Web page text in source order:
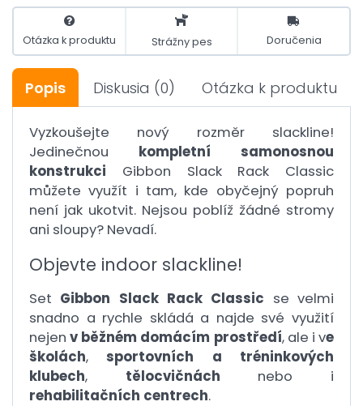
Otázka k produktu Strážny pes Doručenia
Popis Diskusia (0) Otázka k produktu
Vyzkoušejte nový rozměr slackline!
Jedinečnou kompletní samonosnou
konstrukci Gibbon Slack Rack Classic
můžete využít i tam, kde obyčejný popruh
není jak ukotvit. Nejsou poblíž žádné stromy
ani sloupy? Nevadí.
Objevte indoor slackline!
Set Gibbon Slack Rack Classic se velmi
snadno a rychle skládá a najde své využití
nejenv běžném domácím prostředí, ale i ve
školách,sportovních a tréninkových
klubech, tělocvičnách nebo i
rehabilitačních centrech.